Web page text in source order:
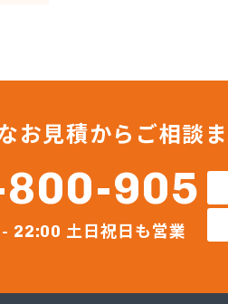
伊丹産業株式会
株式会社ガストピア
株式会社ガスネット
株式会社キョウ
株式会社キョウ
株式会社くさか
株式会社ホームエ
お見積からご相談ま
905
22:00 土日祝日も営業